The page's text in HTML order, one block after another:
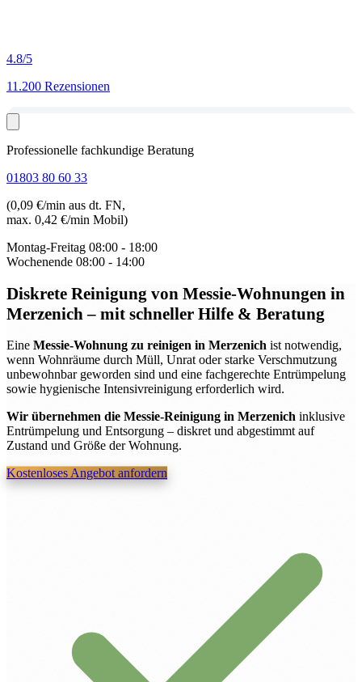
4.8/5
11.200 Rezensionen
Professionelle fachkundige Beratung
01803 80 60 33
(0,09 €/min aus dt. FN,
max. 0,42 €/min Mobil)
Montag-Freitag 08:00 - 18:00
Wochenende 08:00 - 14:00
Diskrete Reinigung von Messie-Wohnungen in
Merzenich– mit schneller Hilfe & Beratung
Eine Messie-Wohnung zu reinigen in Merzenich ist notwendig,
wenn Wohnräume durch Müll, Unrat oder starke Verschmutzung
unbewohnbar geworden sind und eine fachgerechte Entrümpelung
sowie hygienische Intensivreinigung erforderlich wird.
Wir übernehmen die Messie-Reinigung in Merzenich inklusive
Entrümpelung und Entsorgung – diskret und abgestimmt auf
Zustand und Größe der Wohnung.
Kostenloses Angebot anfordern